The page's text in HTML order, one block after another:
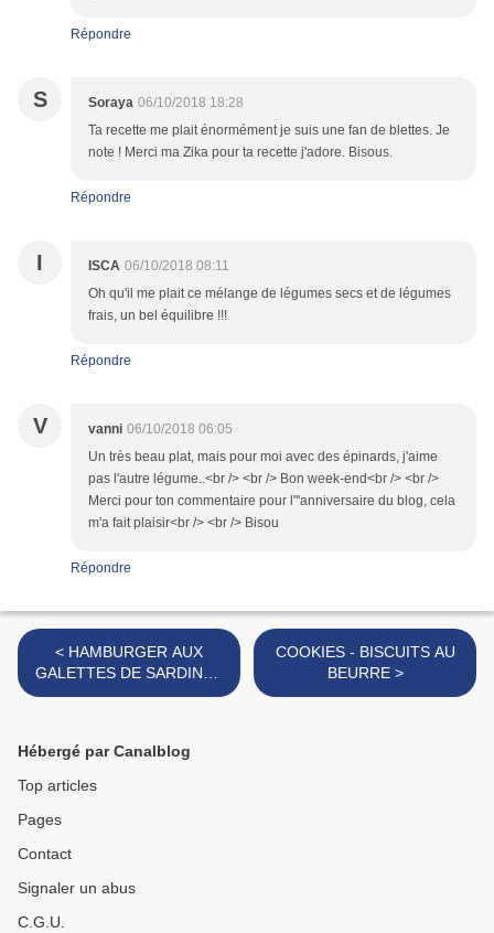
Répondre
S Soraya 06/10/2018 18:28
Ta recette me plait énormément je suis une fan de blettes. Je
note ! Merci ma Zika pour ta recette j'adore. Bisous.
Répondre
I ISCA 06/10/2018 08:11
Oh qu'il me plait ce mélange de légumes secs et de légumes
frais, un bel équilibre !!!
Répondre
V vanni 06/10/2018 06:05
Un très beau plat, mais pour moi avec des épinards, j'aime
pas l'autre légume..<br /> <br /> Bon week-end<br /> <br />
Merci pour ton commentaire pour l"'anniversaire du blog, cela
m'a fait plaisir<br /> <br /> Bisou
Répondre
< HAMBURGER AUX
GALETTES DE SARDINES
FRAÎCHES A LA PLANCHA
COOKIES - BISCUITS AU
BEURRE >
Hébergé par Canalblog
Top articles
Pages
Contact
Signaler un abus
C.G.U.